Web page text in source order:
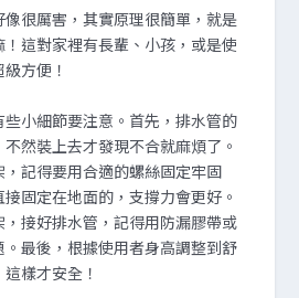
很厲害，其實原理很簡單，就是
這對家裡有長輩、小孩，或是使
方便！
小細節要注意。首先，排水管的
然裝上去才發現不合就麻煩了。
記得要用合適的螺絲固定牢固
固定在地面的，支撐力會更好。
接好排水管，記得用防漏膠帶或
最後，根據使用者身高調整到舒
樣才安全！